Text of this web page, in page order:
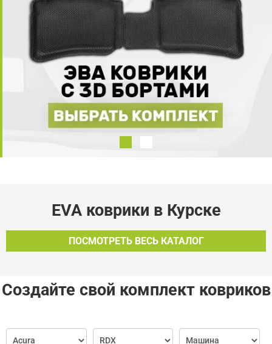
EVA коврики в Курске
ПОСМОТРЕТЬ ВЕСЬ КАТАЛОГ
Создайте свой комплект ковриков